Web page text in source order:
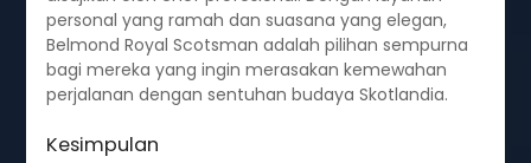
personal yang ramah dan suasana yang elegan,
Belmond Royal Scotsman adalah pilihan sempurna
bagi mereka yang ingin merasakan kemewahan
perjalanan dengan sentuhan budaya Skotlandia.
Kesimpulan